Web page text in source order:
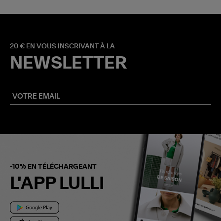
20 € EN VOUS INSCRIVANT À LA
NEWSLETTER
-10% EN TÉLÉCHARGEANT
L'APP LULLI